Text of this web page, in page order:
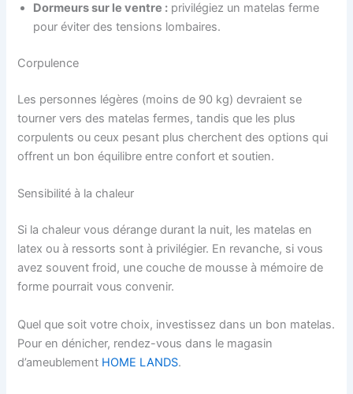
Dormeurs sur le ventre : privilégiez un matelas ferme
pour éviter des tensions lombaires.
Corpulence
Les personnes légères (moins de 90 kg) devraient se
tourner vers des matelas fermes, tandis que les plus
corpulents ou ceux pesant plus cherchent des options qui
offrent un bon équilibre entre confort et soutien.
Sensibilité à la chaleur
Si la chaleur vous dérange durant la nuit, les matelas en
latex ou à ressorts sont à privilégier. En revanche, si vous
avez souvent froid, une couche de mousse à mémoire de
forme pourrait vous convenir.
Quel que soit votre choix, investissez dans un bon matelas.
Pour en dénicher, rendez-vous dans le magasin
d’ameublement HOME LANDS.